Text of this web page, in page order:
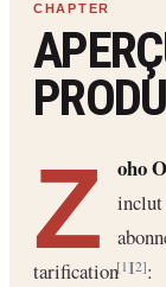
Z oho
inclut
tarification[1][2]: